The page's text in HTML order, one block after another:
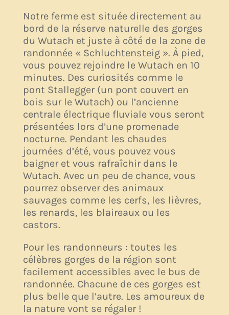
Notre ferme est située directement au
bord de la réserve naturelle des gorges
du Wutach et juste à côté de la zone de
randonnée « Schluchtensteig ». À pied,
vous pouvez rejoindre le Wutach en 10
minutes. Des curiosités comme le
pont Stallegger (un pont couvert en
bois sur le Wutach) ou l’ancienne
centrale électrique fluviale vous seront
présentées lors d’une promenade
nocturne. Pendant les chaudes
journées d’été, vous pouvez vous
baigner et vous rafraîchir dans le
Wutach. Avec un peu de chance, vous
pourrez observer des animaux
sauvages comme les cerfs, les lièvres,
les renards, les blaireaux ou les
castors.
Pour les randonneurs : toutes les
célèbres gorges de la région sont
facilement accessibles avec le bus de
randonnée. Chacune de ces gorges est
plus belle que l’autre. Les amoureux de
la nature vont se régaler !